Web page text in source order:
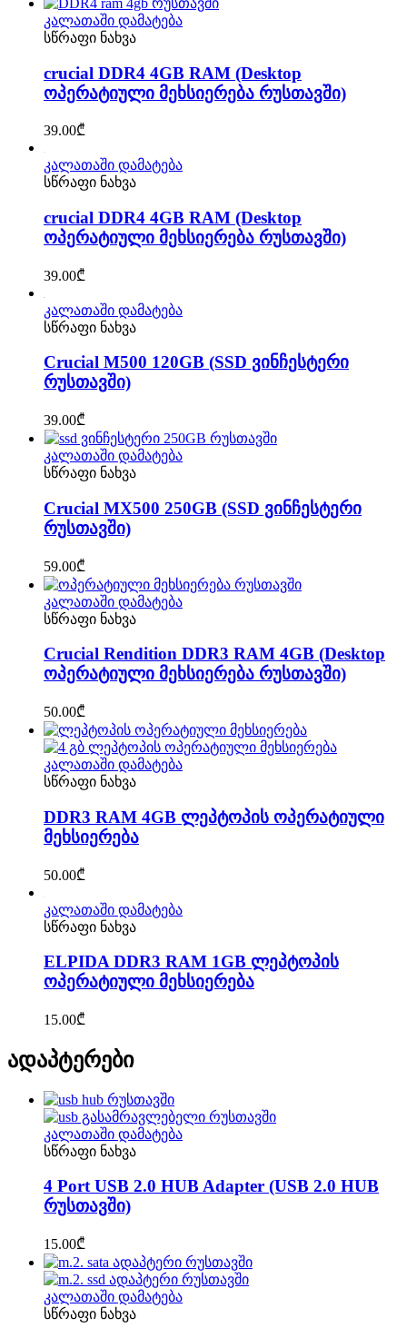
კალათაში დამატება
სწრაფი ნახვა
crucial DDR4 4GB RAM (Desktop
ოპერატიული მეხსიერება რუსთავში)
39.00₾
კალათაში დამატება
სწრაფი ნახვა
crucial DDR4 4GB RAM (Desktop
ოპერატიული მეხსიერება რუსთავში)
39.00₾
კალათაში დამატება
სწრაფი ნახვა
Crucial M500 120GB (SSD ვინჩესტერი
რუსთავში)
39.00₾
კალათაში დამატება
სწრაფი ნახვა
Crucial MX500 250GB (SSD ვინჩესტერი
რუსთავში)
59.00₾
კალათაში დამატება
სწრაფი ნახვა
Crucial Rendition DDR3 RAM 4GB (Desktop
ოპერატიული მეხსიერება რუსთავში)
50.00₾
კალათაში დამატება
სწრაფი ნახვა
DDR3 RAM 4GB ლეპტოპის ოპერატიული
მეხსიერება
50.00₾
კალათაში დამატება
სწრაფი ნახვა
ELPIDA DDR3 RAM 1GB ლეპტოპის
ოპერატიული მეხსიერება
15.00₾
ადაპტერები
კალათაში დამატება
სწრაფი ნახვა
4 Port USB 2.0 HUB Adapter (USB 2.0 HUB
რუსთავში)
15.00₾
კალათაში დამატება
სწრაფი ნახვა